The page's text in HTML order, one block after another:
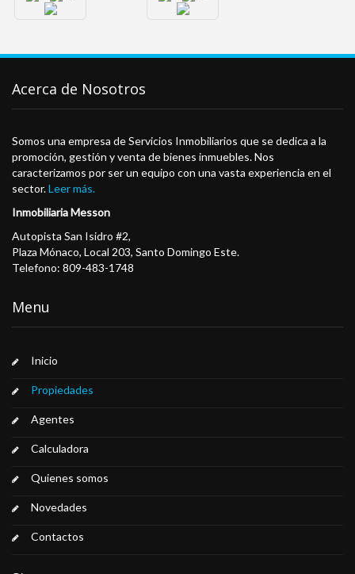
Acerca de Nosotros
Somos una empresa de Servicios Inmobiliarios que se dedica a la
promoción, gestión y venta de bienes inmuebles. Nos
caracterizamos por ser un equipo con una vasta experiencia en el
sector.Leer más.
Inmobiliaria Messon
Autopista San Isidro #2,
Plaza Mónaco, Local 203, Santo Domingo Este.
Telefono: 809-483-1748
Menu
Inicio
Propiedades
Agentes
Calculadora
Quienes somos
Novedades
Contactos